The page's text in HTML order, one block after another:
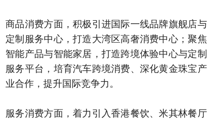
商品消费方面，积极引进国际一线品牌旗舰店与
定制服务中心，打造大湾区高奢消费中心；聚焦
智能产品与智能家居，打造跨境体验中心与定制
服务平台，培育汽车跨境消费、深化黄金珠宝产
业合作，提升国际竞争力。
服务消费方面，着力引入香港餐饮、米其林餐厅